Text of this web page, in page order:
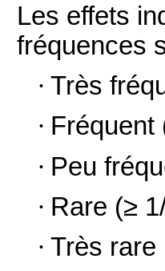
Les effets
fréquences
· Très
· Fréquent
· Peu
· Rare (≥
· Très rare